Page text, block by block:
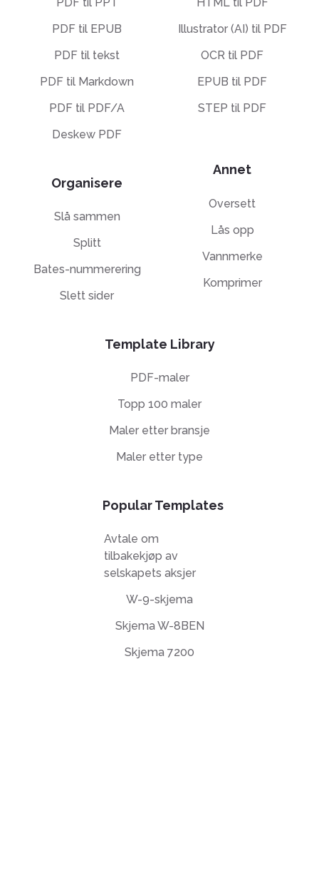
PDF til PPT
PDF til EPUB
PDF til tekst
PDF til Markdown
PDF til PDF/A
Deskew PDF
Organisere
Slå sammen
Splitt
Bates-nummerering
Slett sider
HTML til PDF
Illustrator (AI) til PDF
OCR til PDF
EPUB til PDF
STEP til PDF
Annet
Oversett
Lås opp
Vannmerke
Komprimer
Template Library
PDF-maler
Topp 100 maler
Maler etter bransje
Maler etter type
Popular Templates
Avtale om
tilbakekjøp av
selskapets aksjer
W-9-skjema
Skjema W-8BEN
Skjema 7200